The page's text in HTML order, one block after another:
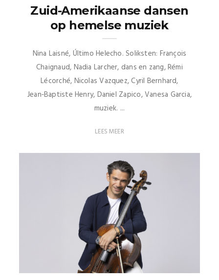
Zuid-Amerikaanse dansen
op hemelse muziek
Nina Laisné, Último Helecho. Soliksten: François
Chaignaud, Nadia Larcher, dans en zang, Rémi
Lécorché, Nicolas Vazquez, Cyril Bernhard,
Jean‑Baptiste Henry, Daniel Zapico, Vanesa Garcia,
muziek. ...
LEES MEER